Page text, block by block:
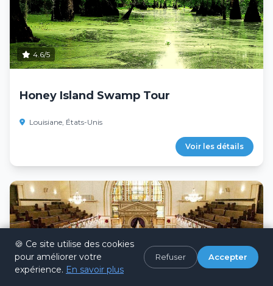
4.6/5
Honey Island Swamp Tour
Louisiane, États-Unis
Voir les détails
🍪 Ce site utilise des cookies
pour améliorer votre
expérience. En savoir plus
Refuser Accepter